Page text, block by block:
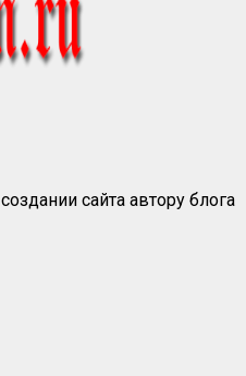
сайта автору блога